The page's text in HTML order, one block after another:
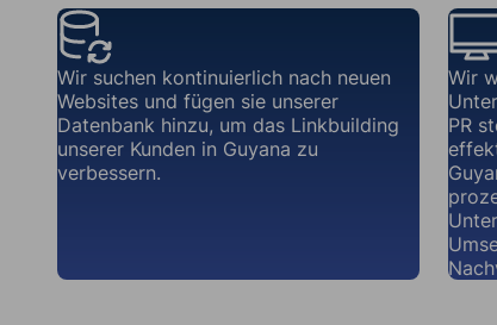
Wir suchen kontinuierlich nach neuen
Websites und fügen sie unserer
Datenbank hinzu, um das Linkbuilding
unserer Kunden in Guyana zu
verbessern.
Wir
PR